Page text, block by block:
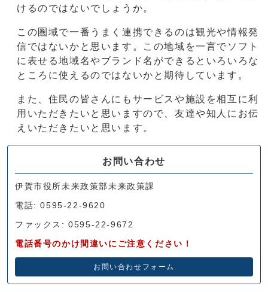
けるのではないでしょうか。
この圏域で一番うまく連携できるのは観光や情報発
信ではないかと思います。この地域を一言でソフト
に表せる地域名やブランド名ができるといろいろな
ところに使えるのではないかと期待しています。
また、住民の皆さんにもサービスや施設を相互に利
用いただきたいと思いますので、友達や知人にお伝
えいただきたいと思います。
お問い合わせ
伊賀市役所未来政策部未来政策課
電話: 0595-22-9620
ファックス: 0595-22-9672
電話番号のかけ間違いにご注意ください！
お問い合わせフォーム